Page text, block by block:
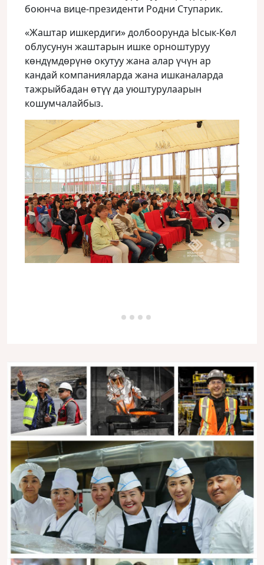
боюнча вице-президенти Родни Ступарик.
«Жаштар ишкердиги» долбоорунда Ысык-Көл
облусунун жаштарын ишке орноштуруу
көндүмдөрүнө окутуу жана алар үчүн ар
кандай компанияларда жана ишканаларда
тажрыйбадан өтүү да уюштурулаарын
кошумчалайбыз.